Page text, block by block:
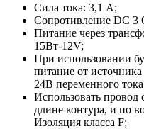
Сила тока: 3,1 А;
Сопротивление DC 3
Питание через
15Вт-12V;
При использовании
питание от
24В переменного
Использовать
длине контура, и по
Изоляция класса F;